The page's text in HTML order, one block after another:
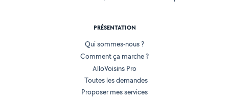
PRÉSENTATION
Qui sommes-nous ?
Comment ça marche ?
AlloVoisins Pro
Toutes les demandes
Proposer mes services